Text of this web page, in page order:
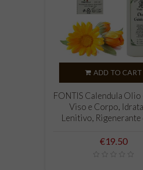
ADD TO CART
FONTIS Calendula
Viso e Corpo,
Lenitivo, Rigenerante
Price
€19.50